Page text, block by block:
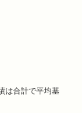
は合計で平均基